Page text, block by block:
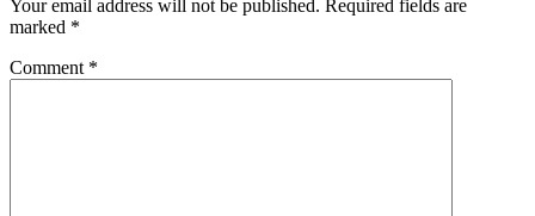
Your email address will not be published. Required fields are
marked *
Comment *